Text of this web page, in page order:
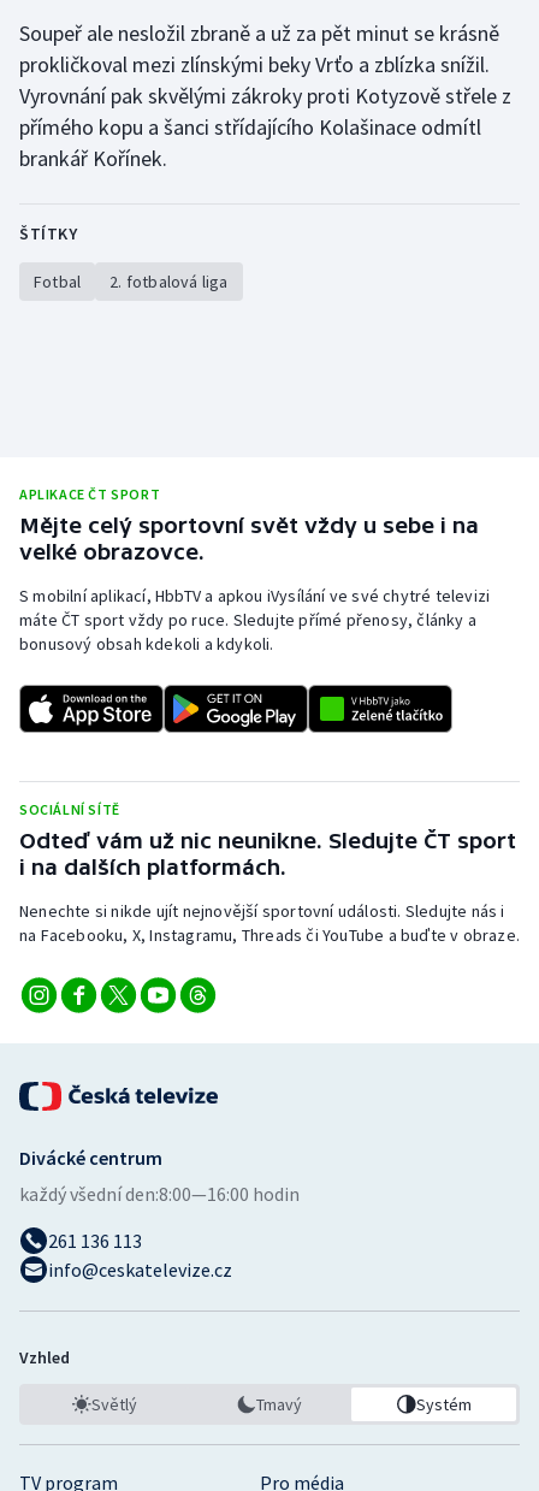
Soupeř ale nesložil zbraně a už za pět minut se krásně
prokličkoval mezi zlínskými beky Vrťo a zblízka snížil.
Vyrovnání pak skvělými zákroky proti Kotyzově střele z
přímého kopu a šanci střídajícího Kolašinace odmítl
brankář Kořínek.
ŠTÍTKY
Fotbal 2. fotbalová liga
APLIKACE ČT SPORT
Mějte celý sportovní svět vždy u sebe i na
velké obrazovce.
S mobilní aplikací, HbbTV a apkou iVysílání ve své chytré televizi
máte ČT sport vždy po ruce. Sledujte přímé přenosy, články a
bonusový obsah kdekoli a kdykoli.
SOCIÁLNÍ SÍTĚ
Odteď vám už nic neunikne. Sledujte ČT sport
i na dalších platformách.
Nenechte si nikde ujít nejnovější sportovní události. Sledujte nás i
na Facebooku, X, Instagramu, Threads či YouTube a buďte v obraze.
TV program Pro média
Divácké centrum
každý všední den:8:00—16:00 hodin
261 136 113
info@ceskatelevize.cz
Vzhled
Světlý Tmavý Systém